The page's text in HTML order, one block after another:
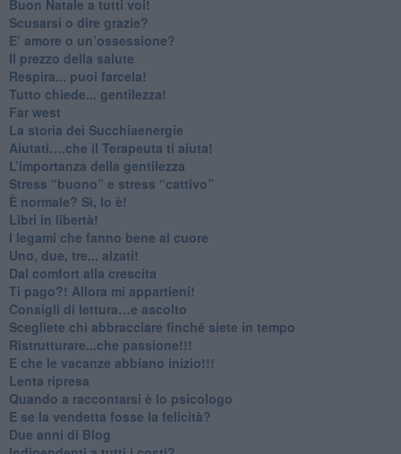
​Buon Natale a tutti voi!
​Scusarsi o dire grazie?
​E’ amore o un’ossessione?
​Il prezzo della salute
​Respira... puoi farcela!
​Tutto chiede... gentilezza!
​Far west
​La storia dei Succhiaenergie
​Aiutati….che il Terapeuta ti aiuta!
​L’importanza della gentilezza
​Stress “buono” e stress “cattivo”
​È normale? Sì, lo è!
​Libri in libertà!
​I legami che fanno bene al cuore
Uno, due, tre... alzati!​
​Dal comfort alla crescita
​Ti pago?! Allora mi appartieni!​
​Consigli di lettura…e ascolto
​Scegliete chi abbracciare finché siete in tempo
​Ristrutturare...che passione!!!
​E che le vacanze abbiano inizio!!!
​Lenta ripresa
​Quando a raccontarsi è lo psicologo
​E se la vendetta fosse la felicità?
​Due anni di Blog